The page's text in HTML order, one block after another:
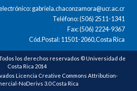
gabriela.chaconzamora@ucr.ac.cr
Teléfono: (506) 2511-1341
Fax: (506) 2224-9367
Cód.Postal: 11501-2060,Costa Rica
los derechos reservados © Universidad de
Costa Rica 2014
Licencia Creative Commons Attribution-
NoDerivs 3.0 Costa Rica